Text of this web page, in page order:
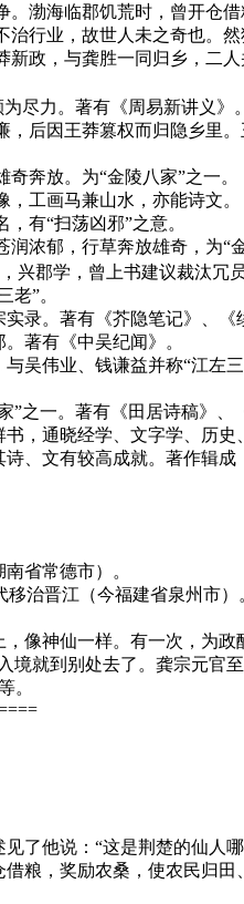
渤海临郡饥荒时，曾开仓借
行业，故世人未之奇也。
政，与龚胜一同归乡，二人
尽力。著有《周易新讲义》。
后因王莽篡权而归隐乡里
奔放。为“金陵八家”之一。
工画马兼山水，亦能诗文。
有“扫荡凶邪”之意。
浓郁，行草奔放雄奇，为“
郡学，曾上书建议裁汰冗
老”。
录。著有《芥隐笔记》、《
著有《中吴纪闻》。
吴伟业、钱谦益并称“江左三
之一。著有《田居诗稿》、
，通晓经学、文字学、历
、文有较高成就。著作辑成
省常德市）。
治晋江（今福建省泉州市）
像神仙一样。有一次，为
就到别处去了。龚宗元官
。
了他说：“这是荆楚的仙
粮，奖励农桑，使农民归